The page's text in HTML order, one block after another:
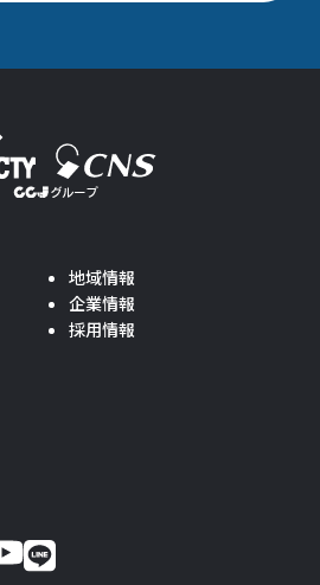
地域情報
企業情報
採用情報